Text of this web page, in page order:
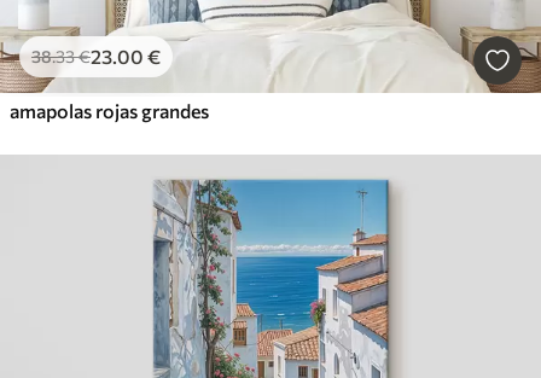
38.33€23.00 €
amapolas rojas grandes